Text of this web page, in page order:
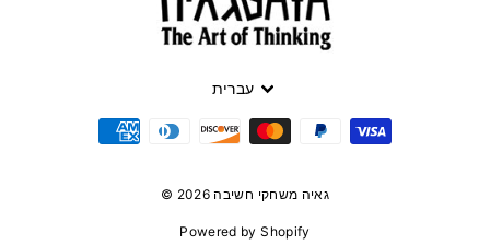
עברית
© 2026 גאיה משחקי חשיבה
Powered by Shopify